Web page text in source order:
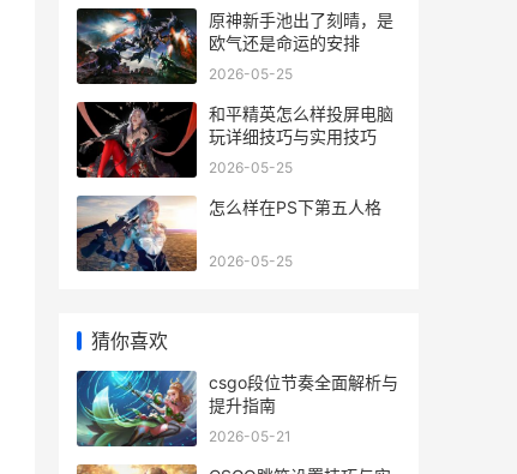
原神新手池出了刻晴，是
欧气还是命运的安排
2026-05-25
和平精英怎么样投屏电脑
玩详细技巧与实用技巧
2026-05-25
怎么样在PS下第五人格
2026-05-25
猜你喜欢
csgo段位节奏全面解析与
提升指南
2026-05-21